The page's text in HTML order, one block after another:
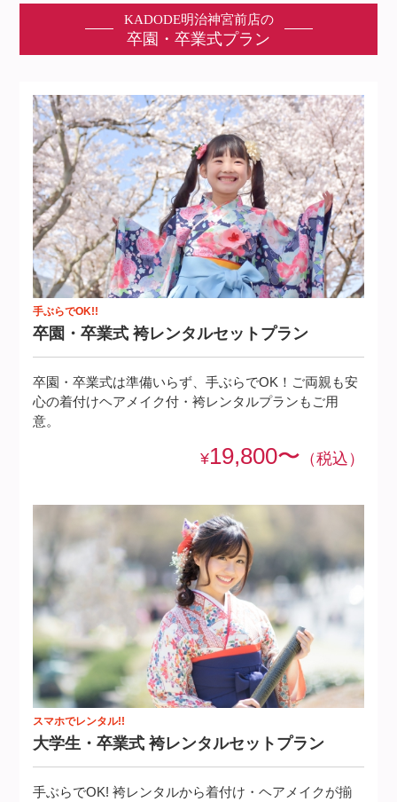
KADODE明治神宮前店の
卒園・卒業式プラン
手ぶらでOK!!
卒園・卒業式 袴レンタルセットプラ ン
卒園・卒業式は準備いらず、手ぶらでOK！ご両親も安
心の着付けヘアメイク付・袴レンタルプランもご用
意。
¥19,800〜 （税込）
スマホでレンタル!!
大学生・卒業式 袴レンタルセットプラ ン
手ぶらでOK! 袴レンタルから着付け・ヘアメイクが揃